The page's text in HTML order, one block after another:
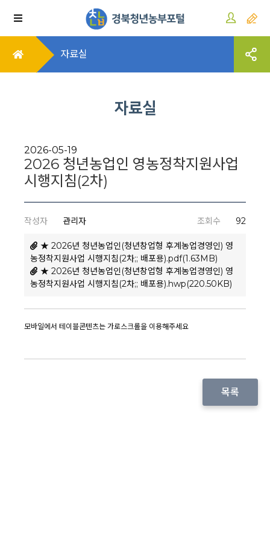
자료실
자료실
2026-05-19
2026 청년농업인 영농정착지원사업
시행지침(2차)
작성자 관리자 조회수 92
★ 2026년 청년농업인(청년창업형 후계농업경영인) 영
농정착지원사업 시행지침(2차;; 배포용).pdf(1.63MB)
★ 2026년 청년농업인(청년창업형 후계농업경영인) 영
농정착지원사업 시행지침(2차;; 배포용).hwp(220.50KB)
목록